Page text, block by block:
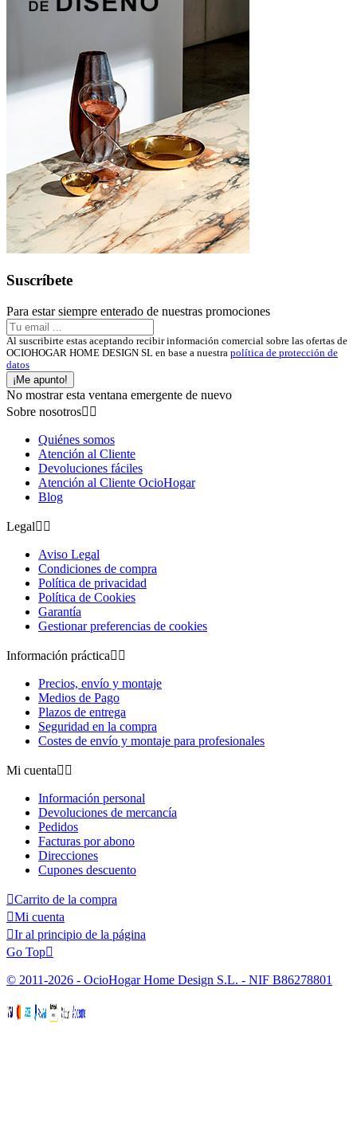
Suscríbete
Para estar siempre enterado de nuestras promociones
Al suscribirte estas aceptando recibir información comercial sobre las ofertas de
OCIOHOGAR HOME DESIGN SL en base a nuestra política de protección de
datos
¡Me apunto!
No mostrar esta ventana emergente de nuevo
Sobre nosotros 
Quiénes somos
Atención al Cliente
Devoluciones fáciles
Atención al Cliente OcioHogar
Blog
Legal 
Aviso Legal
Condiciones de compra
Política de privacidad
Política de Cookies
Garantía
Gestionar preferencias de cookies
Información práctica 
Precios, envío y montaje
Medios de Pago
Plazos de entrega
Seguridad en la compra
Costes de envío y montaje para profesionales
Mi cuenta 
Información personal
Devoluciones de mercancía
Pedidos
Facturas por abono
Direcciones
Cupones descuento
Carrito de la compra
Mi cuenta
Ir al principio de la página
Go Top
© 2011-2026 - OcioHogar Home Design S.L. - NIF B86278801